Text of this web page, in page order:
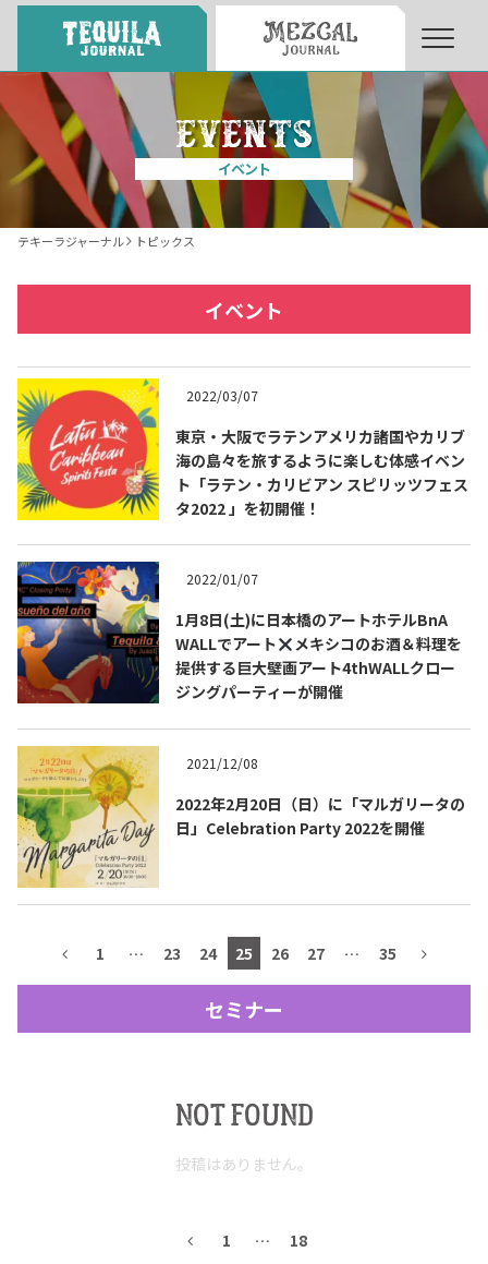
About About Tequila Journal
テキーラとは What’s Tequila
テキーラマーケット
テキーラの飲み方 How to Drink Tequila
メキシコ料理 Cuisines of Mexico
メキシコ旅行
メキシコの記念日
トピックス一覧
Topics List
お問合せ テキーラ・メスカルが飲める
バー＆レストラン
イベント
テキーラジャーナル トピックス
イベント
2022/03/07
東京・大阪でラテンアメリカ諸国やカリブ
海の島々を旅するように楽しむ体感イベン
ト「ラテン・カリビアン スピリッツフェス
タ2022 」を初開催！
2022/01/07
1月8日(土)に日本橋のアートホテルBnA
WALLでアート
メキシコのお酒＆料理を
提供する巨大壁画アート4thWALLクロー
ジングパーティーが開催
2021/12/08
2022年2月20日（日）に「マルガリータの
日」Celebration Party 2022を開催
1 … 23 24 25 26 27 … 35
セミナー
NOT FOUND
投稿はありません。
1 … 18